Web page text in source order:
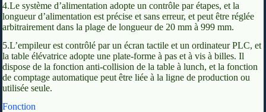
4.Le système d’alimentation adopte un contrôle par étapes, et la
longueur d’alimentation est précise et sans erreur, et peut être réglée
arbitrairement dans la plage de longueur de 20 mm à 999 mm.
5.L’empileur est contrôlé par un écran tactile et un ordinateur PLC, et
la table élévatrice adopte une plate-forme à pas et à vis à billes. Il
dispose de la fonction anti-collision de la table à lunch, et la fonction
de comptage automatique peut être liée à la ligne de production ou
utilisée seule.
Fonction